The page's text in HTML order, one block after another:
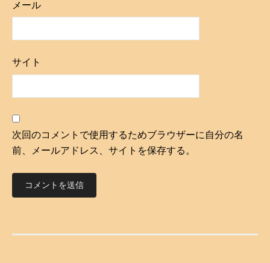
メール
サイト
次回のコメントで使用するためブラウザーに自分の名
前、メールアドレス、サイトを保存する。